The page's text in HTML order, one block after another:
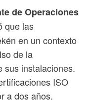
de Operaciones
que las
en un contexto
de la
sus instalaciones.
ISO
a dos años.